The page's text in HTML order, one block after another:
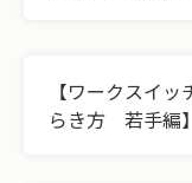
【ワークスイ
らき方 若手編】